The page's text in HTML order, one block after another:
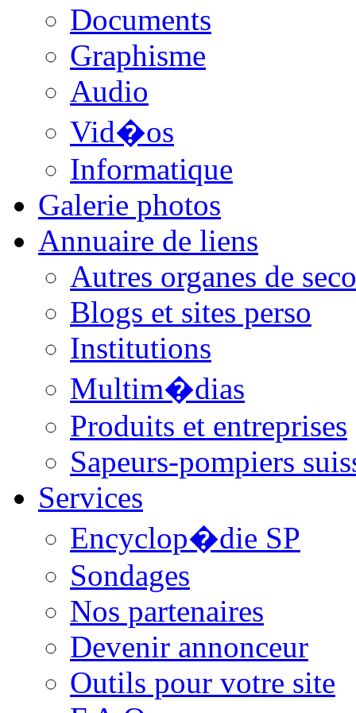
Documents
Graphisme
Audio
Vid�os
Informatique
Galerie photos
Annuaire de liens
Autres organes de
Blogs et sites perso
Institutions
Multim�dias
Produits et entreprises
Sapeurs-pompiers
Services
Encyclop�die SP
Sondages
Nos partenaires
Devenir annonceur
Outils pour votre site